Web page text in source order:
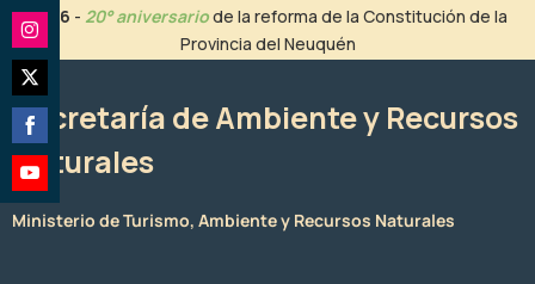
contenido
2026 - 20° aniversariode la reforma de la Constitución de la
Provincia del Neuquén
Secretaría de Ambiente y Recursos
Naturales
Ministerio de Turismo, Ambiente y Recursos Naturales
Share
on
Instagram
Share
on
Twitter
Share
on
Facebook
Share
on